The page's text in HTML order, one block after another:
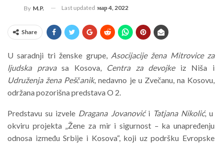
By M.P. Last updated мар 4, 2022
Share
U saradnji tri ženske grupe, Asocijacije žena Mitrovice za
ljudska pravasa Kosova, Centra za devojkeiz Niša i
Udruženja žena Peščanik, nedavno je u Zvečanu, na Kosovu,
održana pozorišna predstava O 2.
Predstavu su izvele Dragana Jovanovići Tatjana Nikolić, u
okviru projekta „Žene za mir i sigurnost – ka unapređenju
odnosa između Srbije i Kosova“, koji uz podršku Evropske